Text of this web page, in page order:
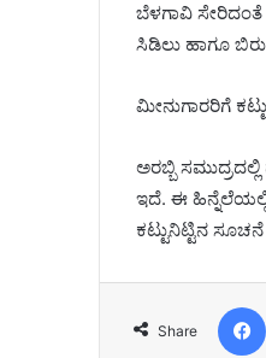
ಬೆಳಗಾವಿ
ಸಿಡಿಲು ಹಾಗೂ
ಮೀನುಗಾರರಿಗೆ
ಅರಬ್ಬಿ
ಇದೆ. ಈ
ಕಟ್ಟುನಿಟ್ಟಿನ
Share